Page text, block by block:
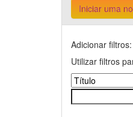
Iniciar uma
Adicionar filtros:
Utilizar filtros